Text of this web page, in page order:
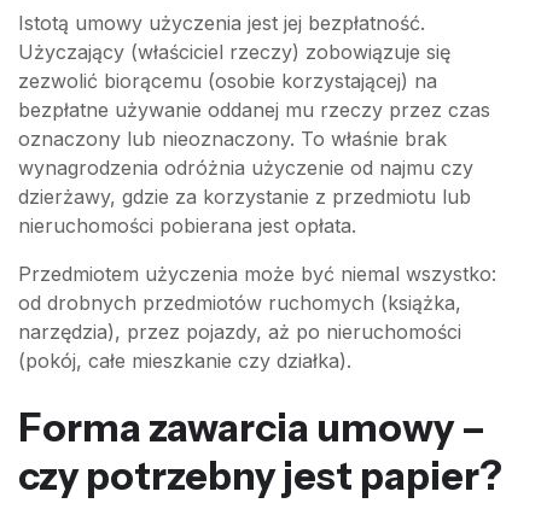
Istotą umowy użyczenia jest jej bezpłatność.
Użyczający (właściciel rzeczy) zobowiązuje się
zezwolić biorącemu (osobie korzystającej) na
bezpłatne używanie oddanej mu rzeczy przez czas
oznaczony lub nieoznaczony. To właśnie brak
wynagrodzenia odróżnia użyczenie od najmu czy
dzierżawy, gdzie za korzystanie z przedmiotu lub
nieruchomości pobierana jest opłata.
Przedmiotem użyczenia może być niemal wszystko:
od drobnych przedmiotów ruchomych (książka,
narzędzia), przez pojazdy, aż po nieruchomości
(pokój, całe mieszkanie czy działka).
Forma zawarcia umowy –
czy potrzebny jest papier?